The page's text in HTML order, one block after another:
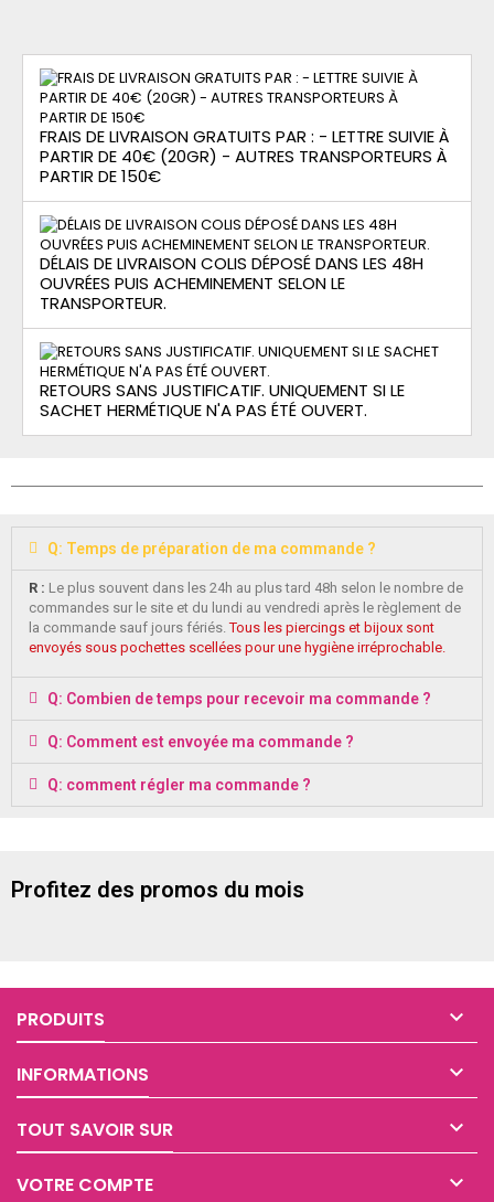
FRAIS DE LIVRAISON GRATUITS PAR : - LETTRE SUIVIE À
PARTIR DE 40€ (20GR) - AUTRES TRANSPORTEURS À
PARTIR DE 150€
DÉLAIS DE LIVRAISON COLIS DÉPOSÉ DANS LES 48H
OUVRÉES PUIS ACHEMINEMENT SELON LE
TRANSPORTEUR.
RETOURS SANS JUSTIFICATIF. UNIQUEMENT SI LE
SACHET HERMÉTIQUE N'A PAS ÉTÉ OUVERT.
Q: Temps de préparation de ma commande ?
R : Le plus souvent dans les 24h au plus tard 48h selon le nombre de
commandes sur le site et du lundi au vendredi après le règlement de
la commande sauf jours fériés.Tous les piercings et bijoux sont
envoyés sous pochettes scellées pour une hygiène irréprochable.
Q: Combien de temps pour recevoir ma commande ?
Q: Comment est envoyée ma commande ?
Q: comment régler ma commande ?
Profitez des promos du mois
PRODUITS 
INFORMATIONS 
TOUT SAVOIR SUR 
VOTRE COMPTE 